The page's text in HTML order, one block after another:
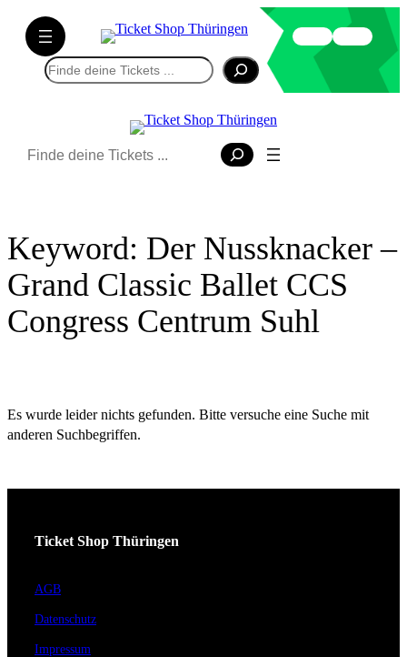
Direkt
zum
Inhalt
wechseln
Suchen
Suchen
Keyword: Der Nussknacker –
Grand Classic Ballet CCS
Congress Centrum Suhl
Es wurde leider nichts gefunden. Bitte versuche eine Suche mit
anderen Suchbegriffen.
Ticket Shop Thüringen
AGB
Datenschutz
Impressum